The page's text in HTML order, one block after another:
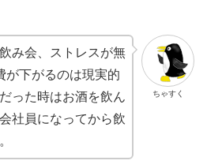
ちゃすく
み会、ストレスが無
が下がるのは現実的
った時はお酒を飲ん
社員になってから飲